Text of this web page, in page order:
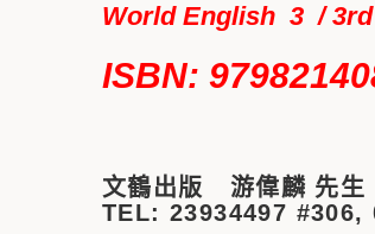
World English 3 /3rd
ISBN:
文鶴出版 游偉麟 先生
TEL: 23934497 #306,